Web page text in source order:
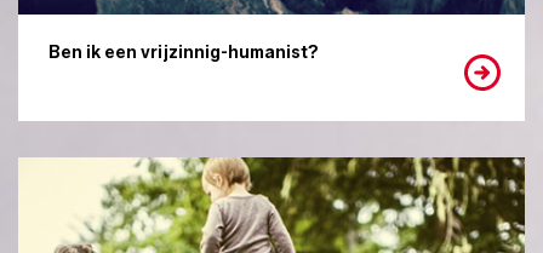
Ben ik een vrijzinnig-humanist?